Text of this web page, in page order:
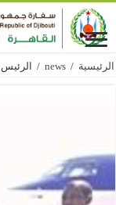
الرئيسية /
news
/ الرئيس